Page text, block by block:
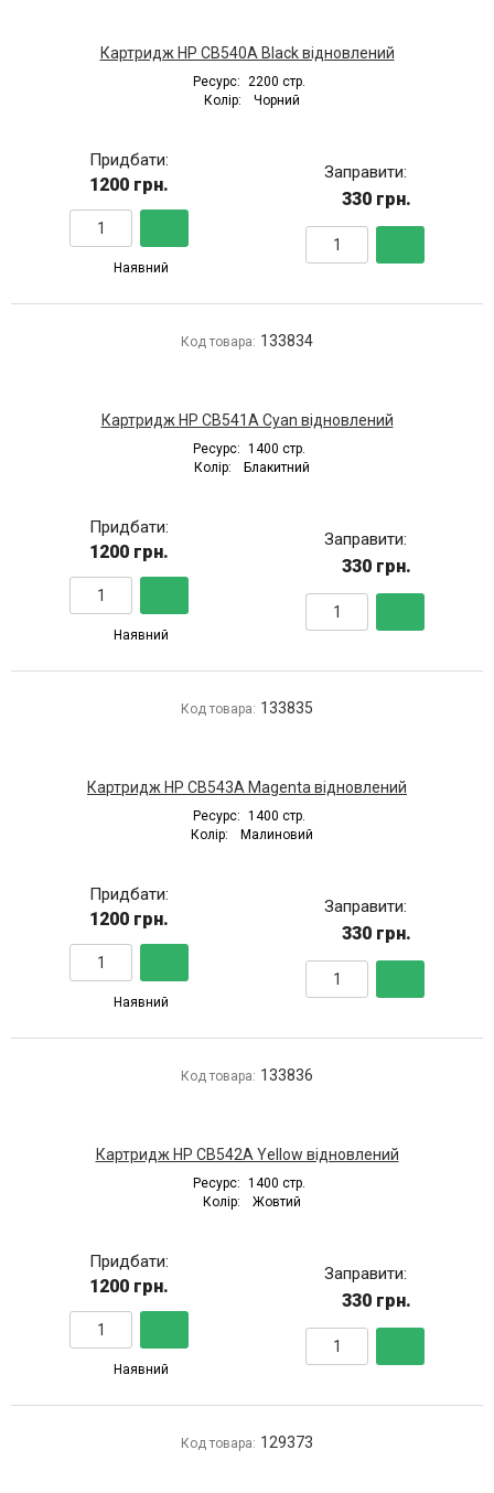
Картридж HP CB540A Black відновлений
Ресурс:
2200 стр.
Колір:
Чорний
Придбати:
1200 грн.
Наявний
Заправити:
330 грн.
Код товара: 133834
Картридж HP CB541A Cyan відновлений
Ресурс: 1400 стр.
Колір:
Блакитний
Придбати:
1200 грн.
Наявний
Заправити:
330 грн.
Код товара: 133835
Картридж HP CB543A Magenta відновлений
Ресурс: 1400 стр.
Колір:
Малиновий
Придбати:
1200 грн.
Наявний
Заправити:
330 грн.
Код товара: 133836
Картридж HP CB542A Yellow відновлений
Ресурс: 1400 стр.
Колір:
Жовтий
Придбати:
1200 грн.
Наявний
Заправити:
330 грн.
Код товара: 129373